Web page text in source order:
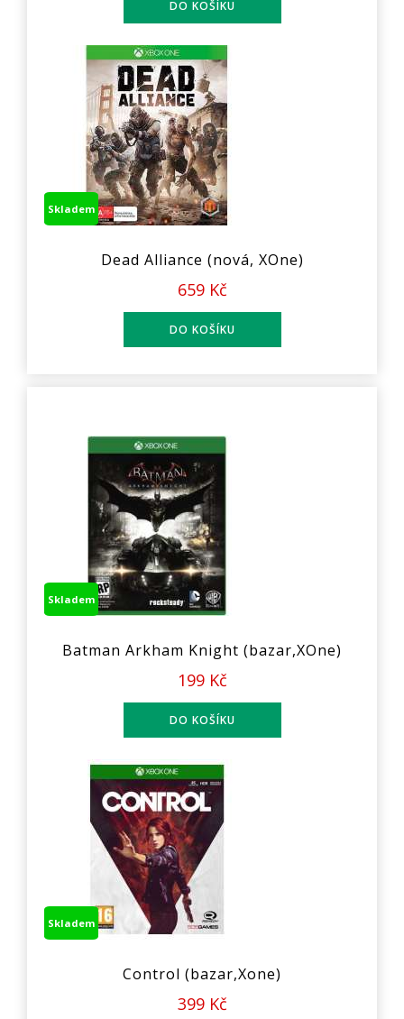
Skladem
Dead Alliance (nová, XOne)
659 Kč
Skladem
Batman Arkham Knight (bazar,XOne)
199 Kč
Skladem
Control (bazar,Xone)
399 Kč